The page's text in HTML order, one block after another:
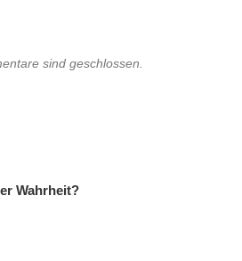
sind geschlossen.
Wahrheit?